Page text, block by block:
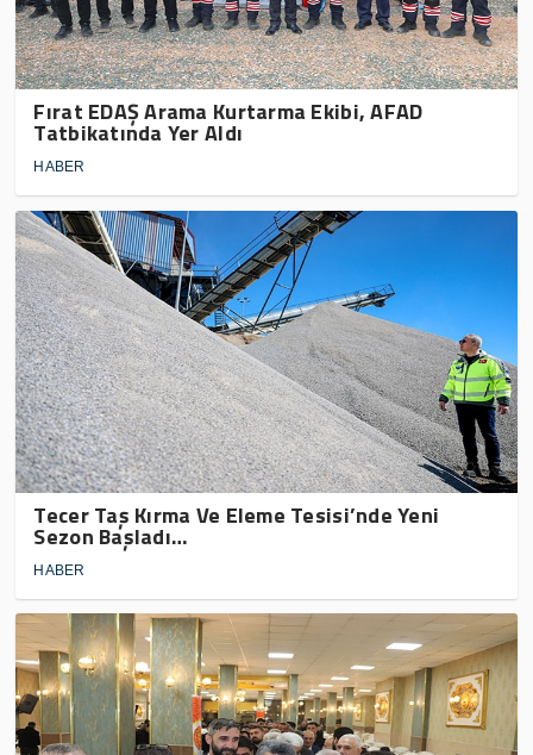
Fırat EDAŞ Arama Kurtarma Ekibi, AFAD
Tatbikatında Yer Aldı
HABER
Tecer Taş Kırma Ve Eleme Tesisi’nde Yeni
Sezon Başladı…
HABER